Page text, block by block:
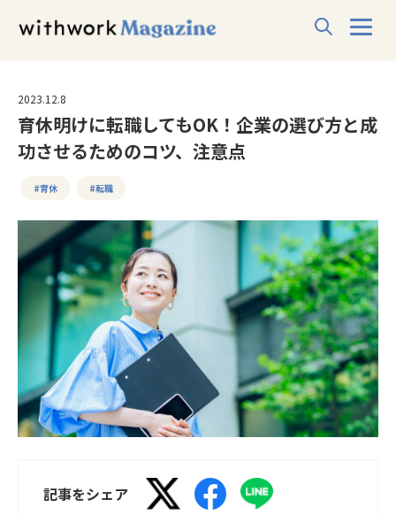
2023.12.8
育休明けに転職してもOK！企業の選び方と成
功させるためのコツ、注意点
#育休 #転職
記事をシェア